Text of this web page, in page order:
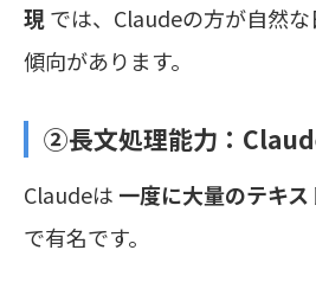
現では、Claudeの方が自然
傾向があります。
②長文処理能力：
Claudeは 一度に大量のテキス
で有名です。